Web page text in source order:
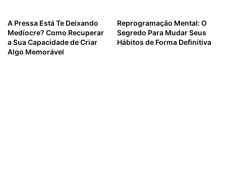
A Pressa Está Te Deixando
Medíocre? Como Recuperar
a Sua Capacidade de Criar
Algo Memorável
Reprogramação Mental: O
Segredo Para Mudar Seus
Hábitos de Forma Definitiva